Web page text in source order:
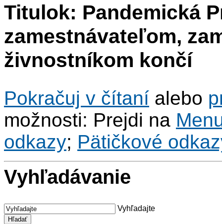
Titulok: Pandemická
zamestnávateľom,
živnostníkom končí
Pokračuj v čítaní alebo
možnosti: Prejdi na
odkazy; Pätičkové
Vyhľadávanie
Vyhľadajte